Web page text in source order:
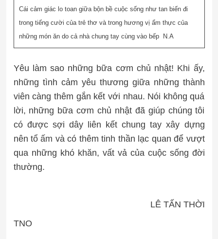
Cái cảm giác lo toan giữa bộn bề cuộc sống như tan biến đi
trong tiếng cười của trẻ thơ và trong hương vị ẩm thực của
những món ăn do cả nhà chung tay cùng vào bếp
N.A
Yêu làm sao những bữa cơm chủ nhật! Khi ấy,
những tình cảm yêu thương giữa những thành
viên càng thêm gắn kết với nhau. Nói không quá
lời, những bữa cơm chủ nhật đã giúp chúng tôi
có được sợi dây liên kết chung tay xây dựng
nên tổ ấm và có thêm tinh thần lạc quan để vượt
qua những khó khăn, vất vả của cuộc sống đời
thường.
LÊ TẤN THỜI
TNO